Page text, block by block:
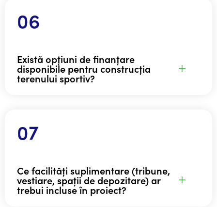
Există opțiuni de finanțare
disponibile pentru construcția
terenului sportiv?
Ce facilități suplimentare (tribune,
vestiare, spații de depozitare) ar
trebui incluse în proiect?